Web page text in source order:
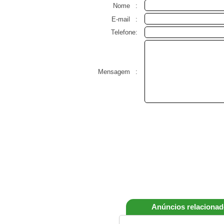
Nome
:
E-mail
:
Telefone:
Mensagem :
Anúncios